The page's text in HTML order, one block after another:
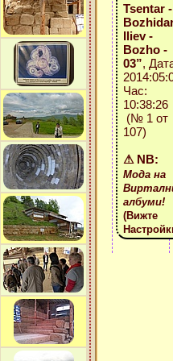
Tsentar -
Iliev -
Bozho -
03”,
Час:
10:38:26
(№ 1 от
107)
⚠ NB:
Мода на
албуми!
(Вижте